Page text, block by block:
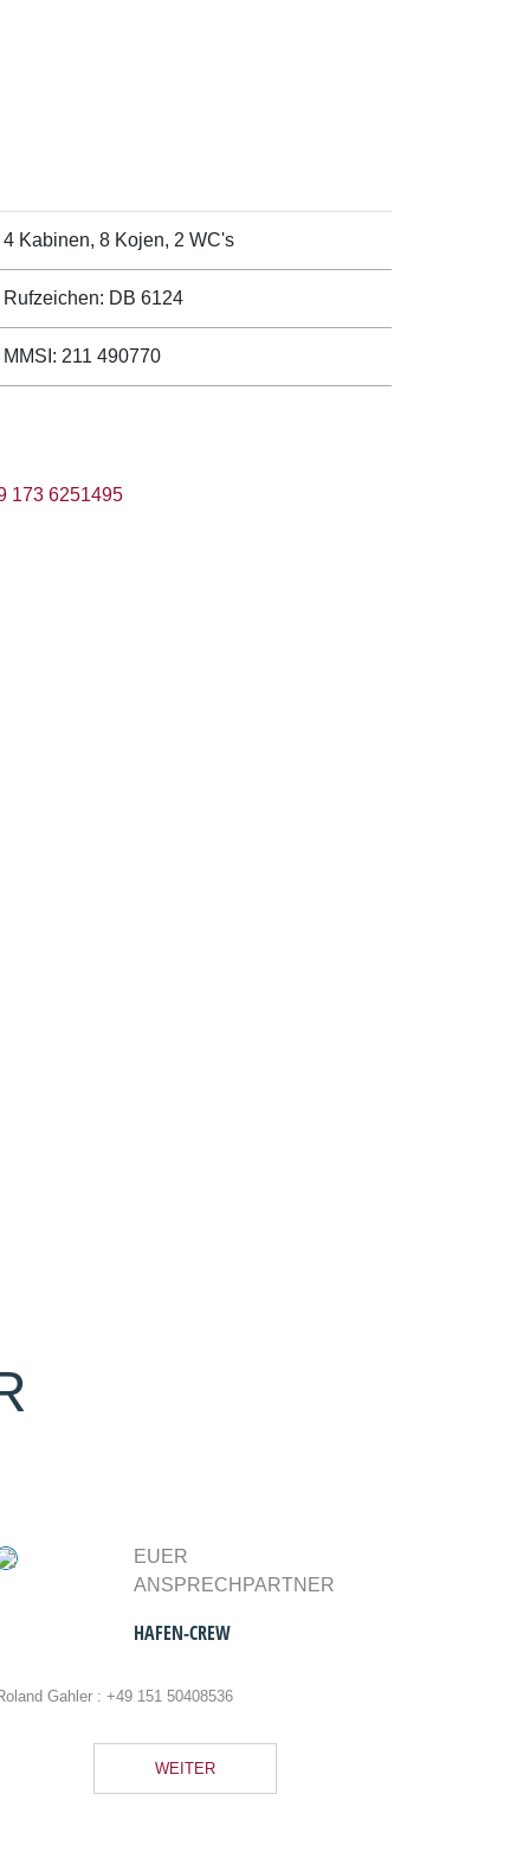
4 Kabinen, 8 Kojen, 2 WC's
Rufzeichen: DB 6124
MMSI: 211 490770
173 6251495
EUER
ANSPRECHPARTNER
HAFEN-CREW
Gahler : +49 151 50408536
WEITER